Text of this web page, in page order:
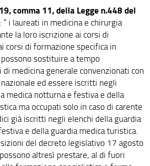
comma 11, della Legge n.448 del
: “ i laureati in medicina e chirurgia
la loro iscrizione ai corsi di
corsi di formazione specifica in
sostituire a tempo
medicina generale convenzionati con
ed essere iscritti negli
medica notturna e festiva e della
ma occupati solo in caso di carente
già iscritti negli elenchi della guardia
e della guardia medica turistica.
del decreto legislativo 17 agosto
altresì prestare, al di fuori